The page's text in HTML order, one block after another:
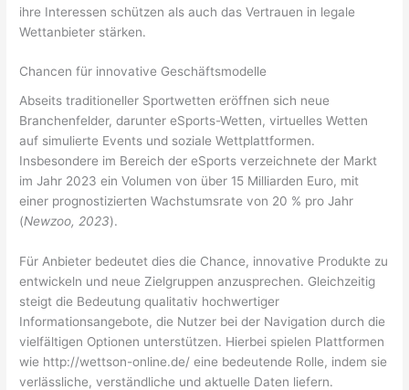
ihre Interessen schützen als auch das Vertrauen in legale
Wettanbieter stärken.
Chancen für innovative Geschäftsmodelle
Abseits traditioneller Sportwetten eröffnen sich neue
Branchenfelder, darunter eSports-Wetten, virtuelles Wetten
auf simulierte Events und soziale Wettplattformen.
Insbesondere im Bereich der eSports verzeichnete der Markt
im Jahr 2023 ein Volumen von über 15 Milliarden Euro, mit
einer prognostizierten Wachstumsrate von 20 % pro Jahr
(Newzoo, 2023).
Für Anbieter bedeutet dies die Chance, innovative Produkte zu
entwickeln und neue Zielgruppen anzusprechen. Gleichzeitig
steigt die Bedeutung qualitativ hochwertiger
Informationsangebote, die Nutzer bei der Navigation durch die
vielfältigen Optionen unterstützen. Hierbei spielen Plattformen
wie http://wettson-online.de/ eine bedeutende Rolle, indem sie
verlässliche, verständliche und aktuelle Daten liefern.